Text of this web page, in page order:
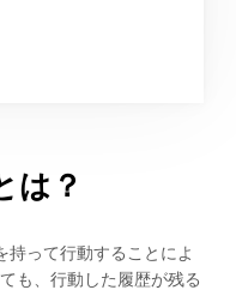
は？
って行動することによ
も、行動した履歴が残る